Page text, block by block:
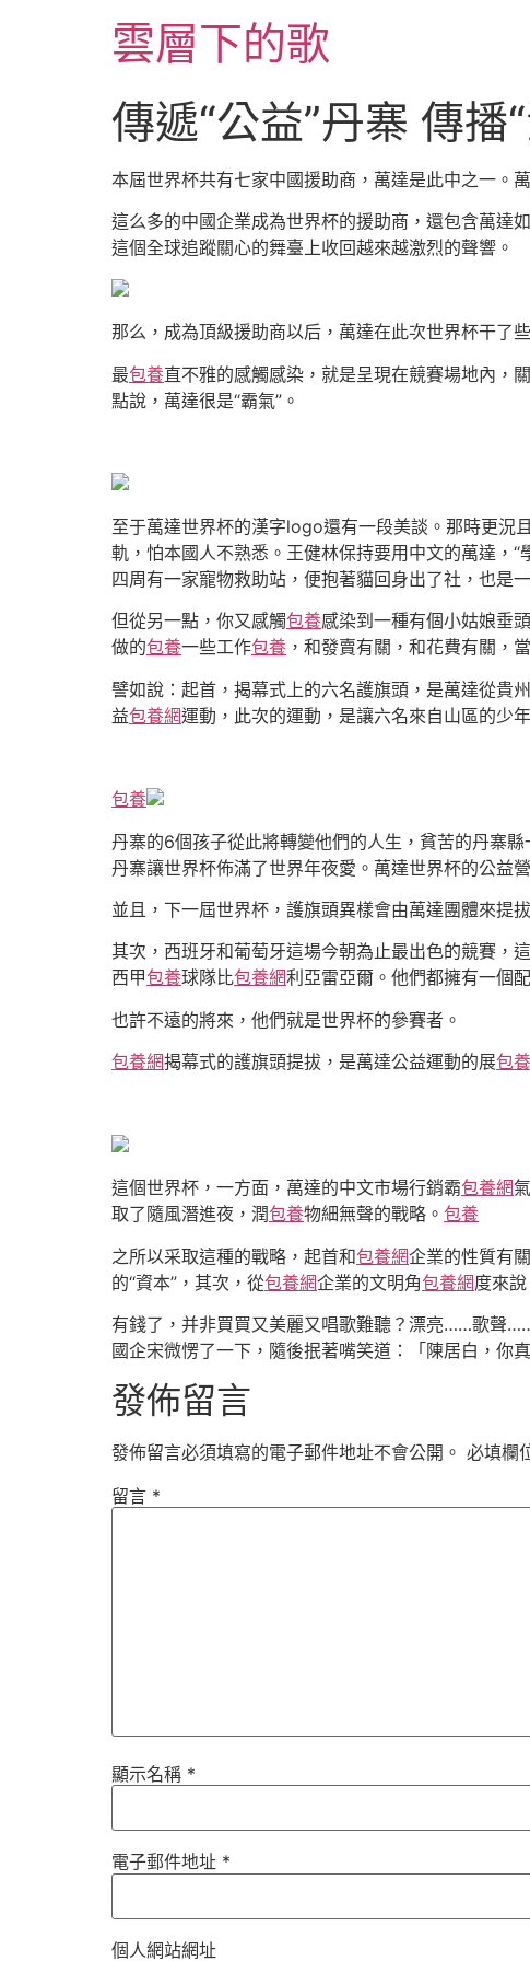
雲層下的歌
傳遞“公益”丹寨 傳
本屆世界杯共有七家中國援助商，萬達是此中之一。
這么多的中國企業成為世界杯的援助商，還包含萬達
這個全球追蹤關心的舞臺上收回越來越激烈的聲響。
那么，成為頂級援助商以后，萬達在此次世界杯干了
最包養直不雅的感觸感染，就是呈現在競賽場地內，
點說，萬達很是“霸氣”。
至于萬達世界杯的漢字logo還有一段美談。那時更況
軌，怕本國人不熟悉。王健林保持要用中文的萬達，“
四周有一家寵物救助站，便抱著貓回身出了社，也是
但從另一點，你又感觸包養感染到一種有個小姑娘垂
做的包養一些工作包養 ，和發賣有關，和花費有關，
譬如說：起首，揭幕式上的六名護旗頭，是萬達從貴
益包養網運動，此次的運動，是讓六名來自山區的少
包養
丹寨的6個孩子從此將轉變他們的人生，貧苦的丹寨
丹寨讓世界杯佈滿了世界年夜愛。萬達世界杯的公益
並且，下一屆世界杯，護旗頭異樣會由萬達團體來提拔
其次，西班牙和葡萄牙這場今朝為止最出色的競賽，
西甲包養球隊比包養網利亞雷亞爾。他們都擁有一個
也許不遠的將來，他們就是世界杯的參賽者。
包養網揭幕式的護旗頭提拔，是萬達公益運動的展包養
這個世界杯，一方面，萬達的中文市場行銷霸包養網
取了隨風潛進夜，潤包養物細無聲的戰略。 包養
之所以采取這種的戰略，起首和包養網企業的性質有
的“資本”，其次，從包養網企業的文明角包養網度來
有錢了，并非買買又美麗又唱歌難聽？漂亮……歌聲
國企宋微愣了一下，隨後抿著嘴笑道：「陳居白，你
發佈留言
發佈留言必須填寫的電子郵件地址不會公開。 必填欄
留言 *
顯示名稱 *
電子郵件地址 *
個人網站網址